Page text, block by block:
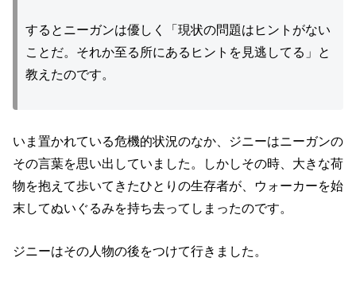
するとニーガンは優しく「現状の問題はヒントがない
ことだ。それか至る所にあるヒントを見逃してる」と
教えたのです。
いま置かれている危機的状況のなか、ジニーはニーガンの
その言葉を思い出していました。しかしその時、大きな荷
物を抱えて歩いてきたひとりの生存者が、ウォーカーを始
末してぬいぐるみを持ち去ってしまったのです。
ジニーはその人物の後をつけて行きました。